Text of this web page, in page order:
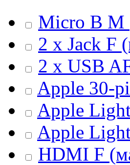
Micro B M
2 x Jack F
2 x USB
Apple 30-
Apple
Apple
HDMI F